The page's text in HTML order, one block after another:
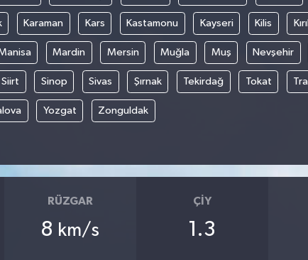
Karaman Kars Kastamonu Kayseri Kilis
Mardin Mersin Muğla Muş Nevşehir
Siirt Sinop Sivas Şırnak Tekirdağ Tokat
Yozgat Zonguldak
RÜZGAR
8 km/s
ÇIY
1.3